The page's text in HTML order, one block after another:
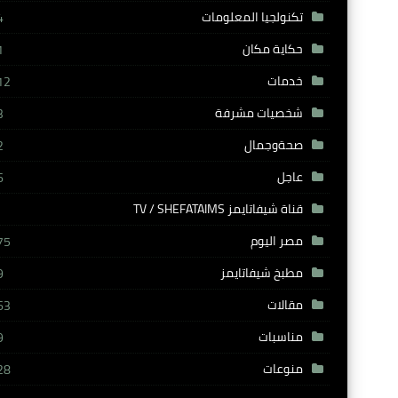
تكنولجيا المعلومات
حكاية مكان
خدمات
شخصيات مشرفة
صحةوجمال
عاجل
قناة شيفاتايمز TV / SHEFATAIMS
مصر اليوم
مطبخ شيفاتايمز
مقالات
مناسبات
منوعات